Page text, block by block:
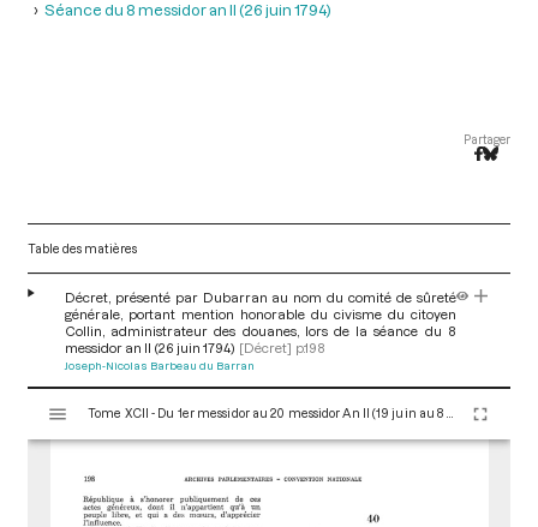
Séance du 8 messidor an II (26 juin 1794)
Partager
Table des matières
Décret, présenté par Dubarran au nom du comité de sûreté
générale, portant mention honorable du civisme du citoyen
Collin, administrateur des douanes, lors de la séance du 8
messidor an II (26 juin 1794) [Décret] p.198
Joseph-Nicolas Barbeau du Barran
s